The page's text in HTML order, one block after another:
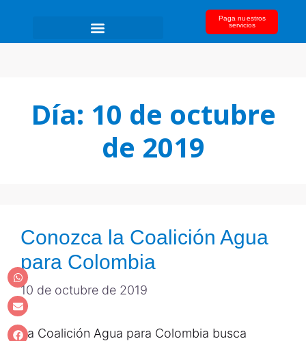
Paga nuestros
servicios
Día: 10 de octubre
de 2019
Conozca la Coalición Agua
para Colombia
10 de octubre de 2019
La Coalición Agua para Colombia busca